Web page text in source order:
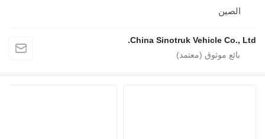
China Sinotruk Vehicle